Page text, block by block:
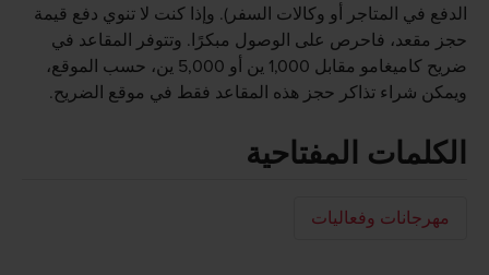
الدفع في المتاجر أو وكالات السفر). وإذا كنت لا تنوي دفع قيمة
حجز مقعد، فاحرص على الوصول مبكرًا. وتتوفر المقاعد في
ضريح كاميغامو مقابل 1,000 ين أو 5,000 ين، حسب الموقع،
ويمكن شراء تذاكر حجز هذه المقاعد فقط في موقع الضريح.
الكلمات المفتاحية
مهرجانات وفعاليات